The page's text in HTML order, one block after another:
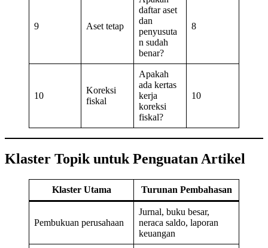
9 Aset tetap
daftar aset
dan
penyusuta
n sudah
benar?
8
10
Koreksi
fiskal
Apakah
ada kertas
kerja
koreksi
fiskal?
10
Klaster Topik untuk Penguatan Artikel
Klaster Utama Turunan Pembahasan
Pembukuan perusahaan
Jurnal, buku besar,
neraca saldo, laporan
keuangan